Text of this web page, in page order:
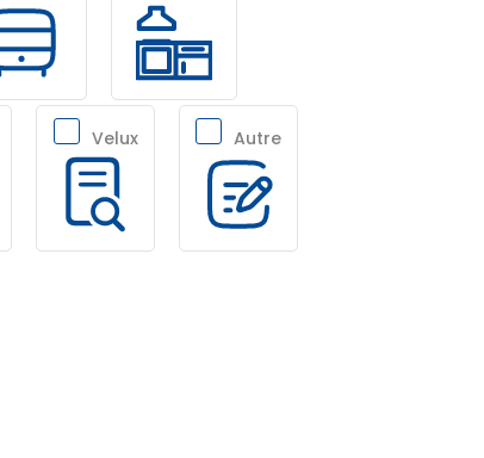
Velux Autre